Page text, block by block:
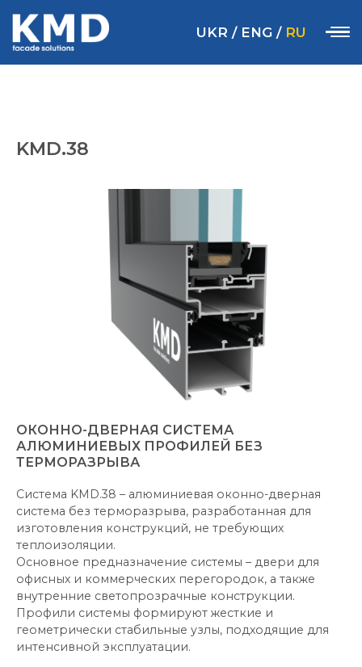
UKR / ENG / RU
KMD.38
ОКОННО-ДВЕРНАЯ СИСТЕМА
АЛЮМИНИЕВЫХ ПРОФИЛЕЙ БЕЗ
ТЕРМОРАЗРЫВА
Система KMD.38 – алюминиевая оконно-дверная
система без терморазрыва, разработанная для
изготовления конструкций, не требующих
теплоизоляции.
Основное предназначение системы – двери для
офисных и коммерческих перегородок, а также
внутренние светопрозрачные конструкции.
Профили системы формируют жесткие и
геометрически стабильные узлы, подходящие для
интенсивной эксплуатации.